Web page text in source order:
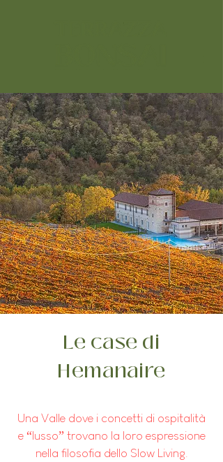
Le case di
Hemanaire
Una Valle dove i concetti di ospitalità
e “lusso” trovano la loro espressione
nella filosofia dello Slow Living.